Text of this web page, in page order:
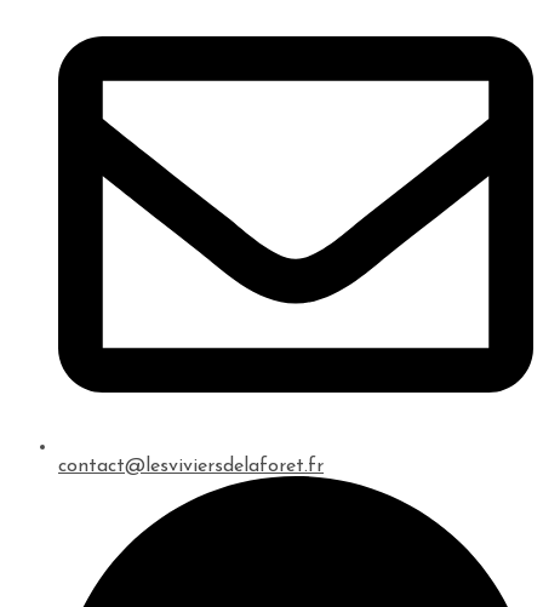
contact@lesviviersdelaforet.fr